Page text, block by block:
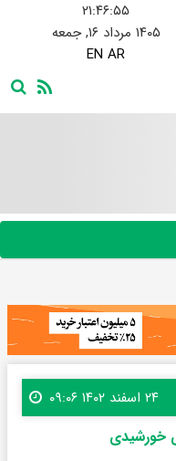
۲۱:۴۶:۵۶
۱۴۰۵ مرداد ۱۶, جمعه
EN AR
۲۴ اسفند ۱۴۰۲ ۰۹:۰۶
خورشیدی